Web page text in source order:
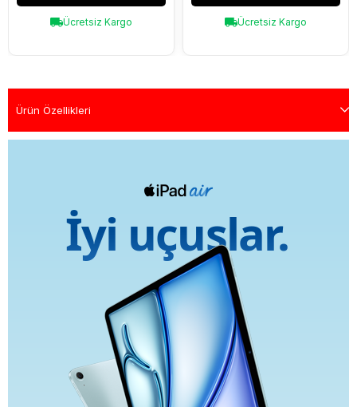
Ücretsiz Kargo Ücretsiz Kargo
Ürün Özellikleri